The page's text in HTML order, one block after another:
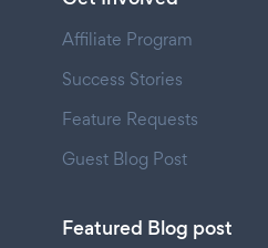
Affiliate Program
Success Stories
Feature Requests
Guest Blog Post
Featured Blog post